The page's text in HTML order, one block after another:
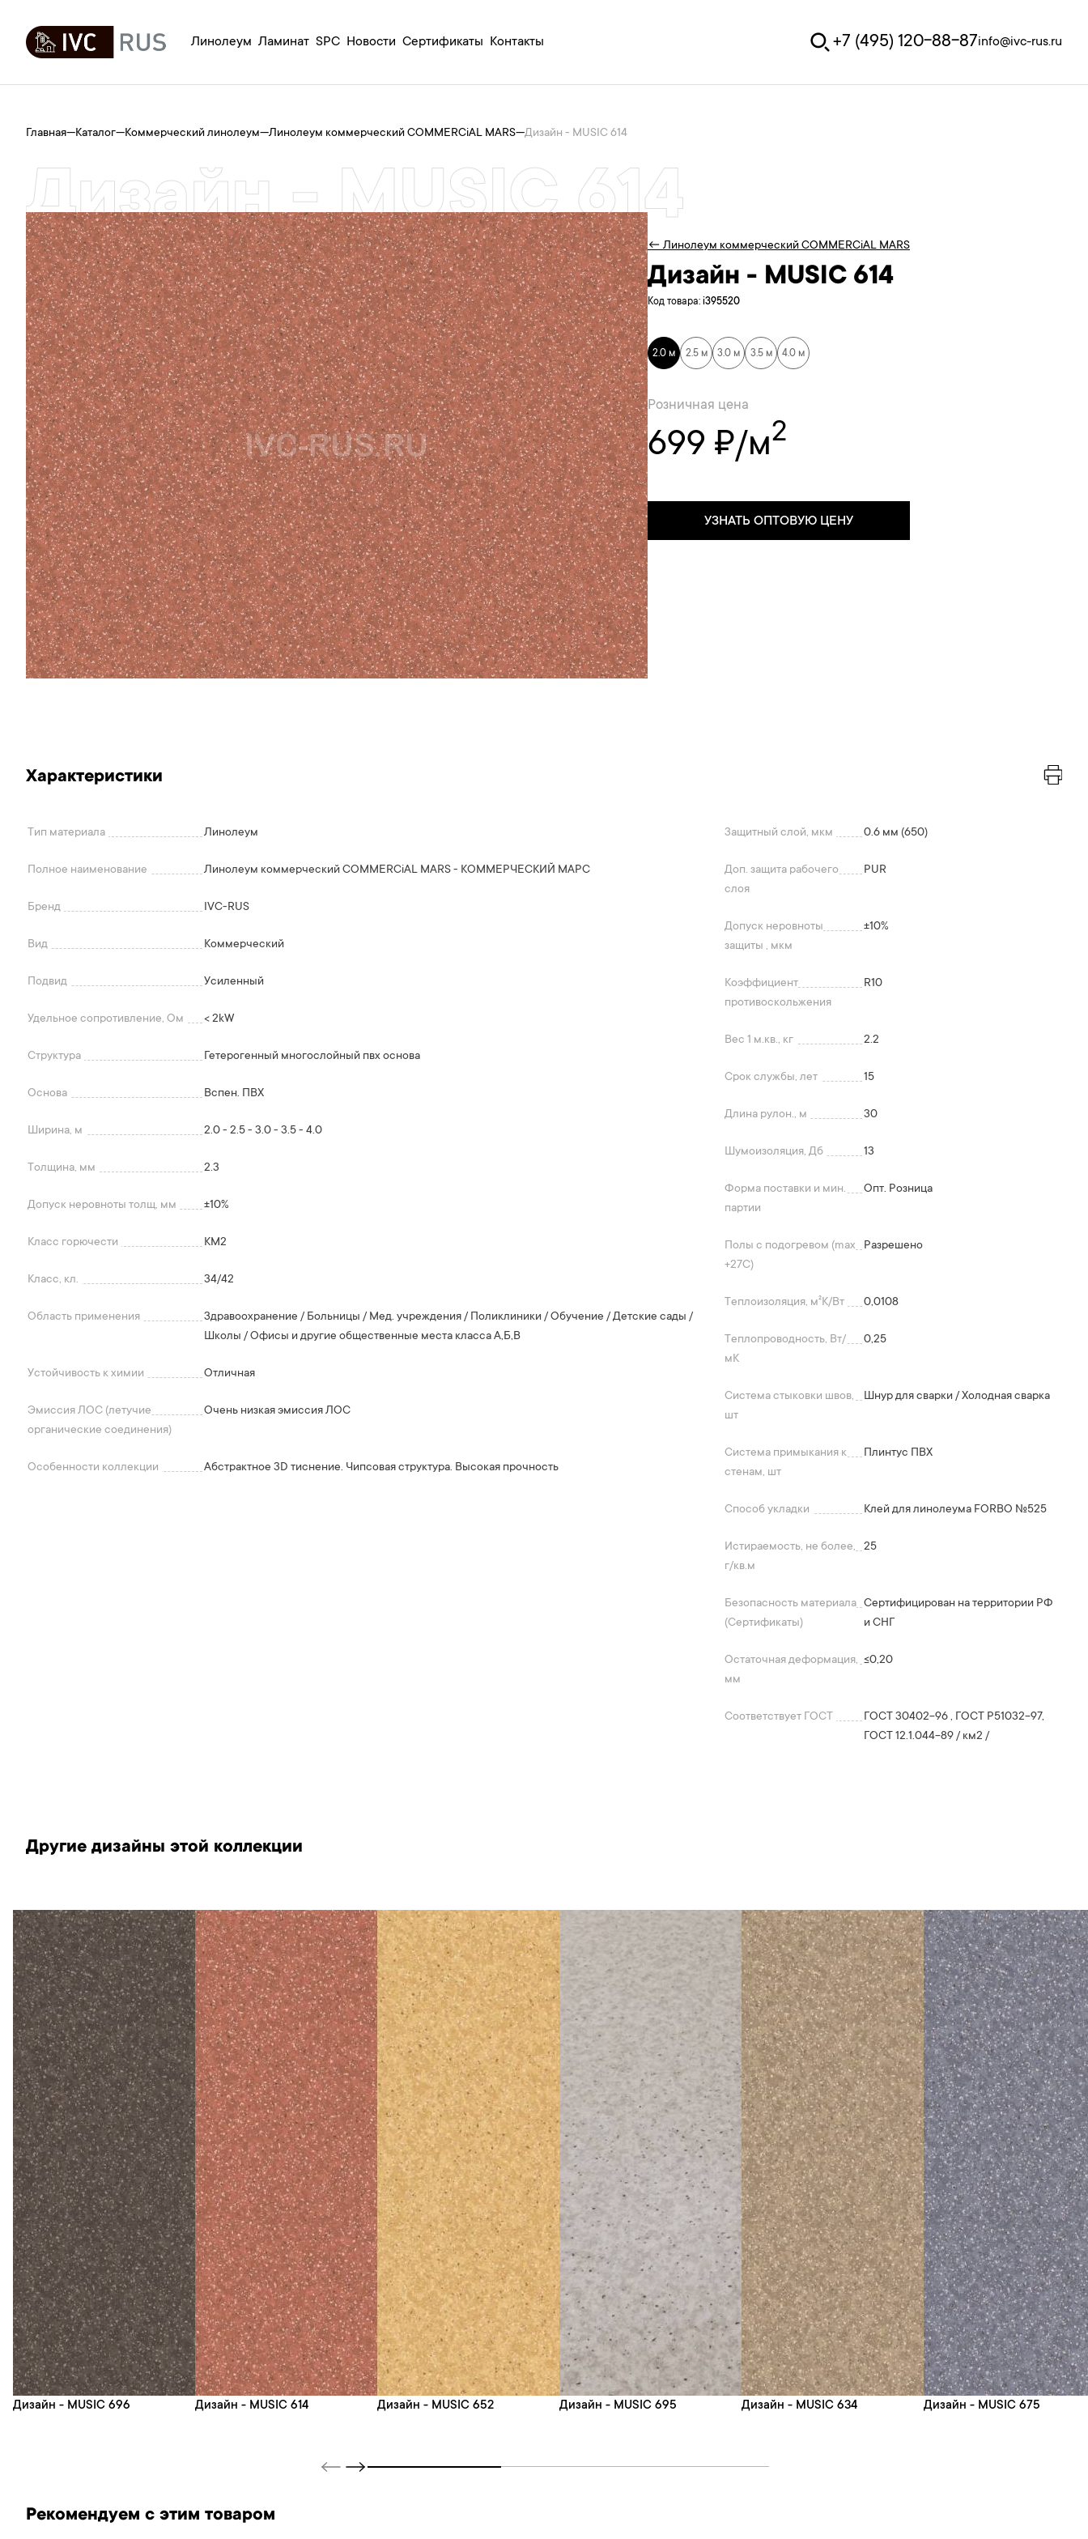
Линолеум Ламинат SPC Новости Сертификаты Контакты +7 (495) 120-88-87info@ivc-rus.ru
Главная—Каталог—Коммерческий линолеум—Линолеум коммерческий COMMERCiAL MARS—Дизайн - MUSIC 614
Дизайн - MUSIC 614
← Линолеум коммерческий COMMERCiAL MARS
Дизайн - MUSIC 614
Код товара: i395520
2.0 м 2.5 м 3.0 м 3.5 м 4.0 м
Розничная цена
699 ₽/м2
УЗНАТЬ ОПТОВУЮ ЦЕНУ
Характеристики
Тип материала Линолеум
Полное наименование Линолеум коммерческий COMMERCiAL MARS - КОММЕРЧЕСКИЙ МАРС
Бренд IVC-RUS
Вид Коммерческий
Подвид Усиленный
Удельное сопротивление, Ом < 2kW
Структура Гетерогенный многослойный пвх основа
Основа Вспен. ПВХ
Ширина, м 2.0 - 2.5 - 3.0 - 3.5 - 4.0
Толщина, мм 2.3
Допуск неровноты толщ, мм +-10%
Класс горючести КМ2
Класс, кл. 34/42
Область применения
Здравоохранение / Больницы / Мед. учреждения / Поликлиники / Обучение / Детские сады /
Школы / Офисы и другие общественные места класса А,Б,В
Устойчивость к химии Отличная
Эмиссия ЛОС (летучие
органические соединения)
Очень низкая эмиссия ЛОС
Особенности коллекции Абстрактное 3D тиснение. Чипсовая структура. Высокая прочность
Защитный слой, мкм 0.6 мм (650)
Доп. защита рабочего
слоя
PUR
Допуск неровноты
защиты , мкм
+-10%
Коэффициент
противоскольжения
R10
Вес 1 м.кв., кг 2.2
Срок службы, лет 15
Длина рулон., м 30
Шумоизоляция, Дб 13
Форма поставки и мин.
партии
Опт. Розница
Полы с подогревом (max
+27C)
Разрешено
Теплоизоляция, м²K/Вт 0,0108
Теплопроводность, Вт/
мК
0,25
Система стыковки швов,
шт
Шнур для сварки / Холодная сварка
Система примыкания к
стенам, шт
Плинтус ПВХ
Способ укладки Клей для линолеума FORBO №525
Истираемость, не более,
г/кв.м
25
Безопасность материала
(Сертификаты)
Сертифицирован на территории РФ
и СНГ
Остаточная деформация,
мм
≤0,20
Соответствует ГОСТ
ГОСТ 30402-96 , ГОСТ P51032-97,
ГОСТ 12.1.044-89 / км2 /
Другие дизайны этой коллекции
Дизайн - MUSIC 696 Дизайн - MUSIC 614 Дизайн - MUSIC 652 Дизайн - MUSIC 695 Дизайн - MUSIC 634 Дизайн - MUSIC 675
Рекомендуем с этим товаром